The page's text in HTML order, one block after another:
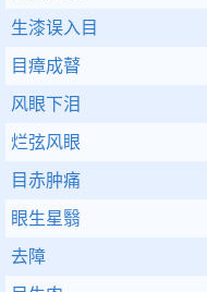
生漆误入目
目瘴成瞽
风眼下泪
烂弦风眼
目赤肿痛
眼生星翳
去障